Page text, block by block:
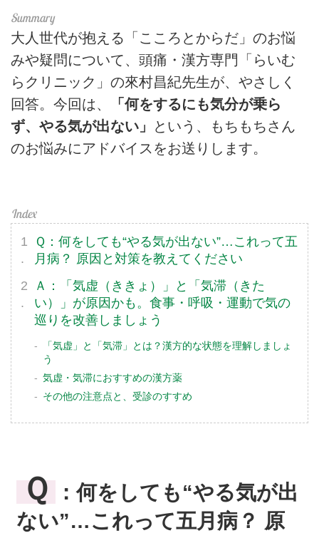
大人世代が抱える「こころとからだ」のお悩
みや疑問について、頭痛・漢方専門「らいむ
らクリニック」の來村昌紀先生が、やさしく
回答。今回は、
「何をするにも気分が乗ら
ず、やる気が出ない」
という、もちもちさん
のお悩みにアドバイスをお送りします。
Ｑ：何をしても“やる気が出ない”…これって五
月病？ 原因と対策を教えてください
Ａ：「気虚（ききょ）」と「気滞（きた
い）」が原因かも。食事・呼吸・運動で気の
巡りを改善しましょう
「気虚」と「気滞」とは？漢方的な状態を理解しましょ
う
気虚・気滞におすすめの漢方薬
その他の注意点と、受診のすすめ
Ｑ
：何をしても“やる気が出
ない”…これって五月病？ 原